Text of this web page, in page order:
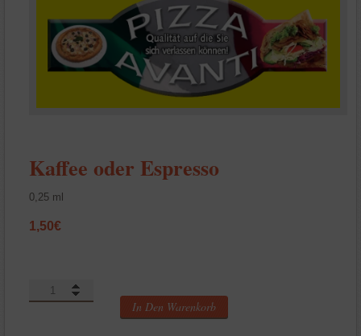
Kaffee oder Espresso
0,25 ml
1,50€
Kaffee
oder
In Den Warenkorb